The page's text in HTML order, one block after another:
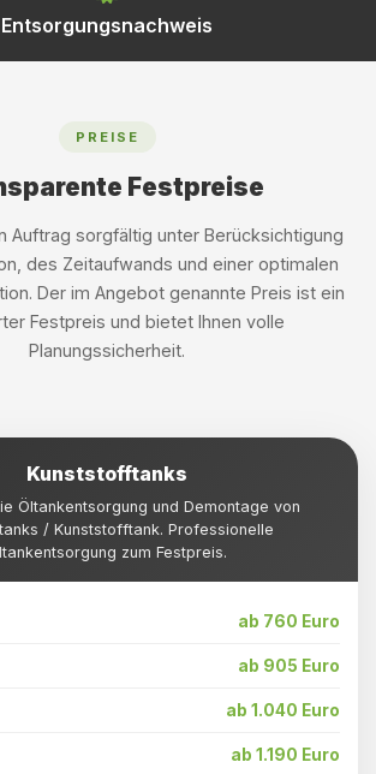
Entsorgungsnachweis
PREISE
Festpreise
Auftrag sorgfältig unter Berücksichtigung
des Zeitaufwands und einer optimalen
Der im Angebot genannte Preis ist ein
Festpreis und bietet Ihnen volle
Planungssicherheit.
Kunststofftanks
Öltankentsorgung und Demontage von
/ Kunststofftank. Professionelle
zum Festpreis.
ab 760 Euro
ab 905 Euro
ab 1.040 Euro
ab 1.190 Euro